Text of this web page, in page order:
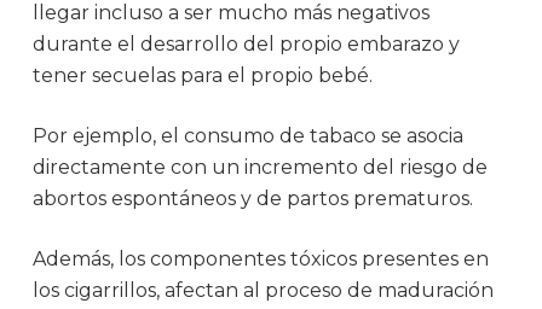
llegar incluso a ser mucho más negativos
durante el desarrollo del propio embarazo y
tener secuelas para el propio bebé.
Por ejemplo, el consumo de tabaco se asocia
directamente con un incremento del riesgo de
abortos espontáneos y de partos prematuros.
Además, los componentes tóxicos presentes en
los cigarrillos, afectan al proceso de maduración